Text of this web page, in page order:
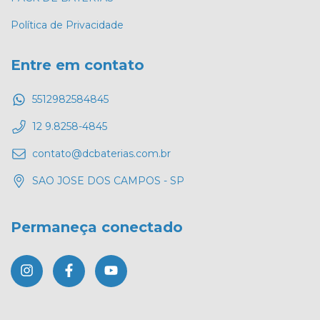
Política de Privacidade
Entre em contato
5512982584845
12 9.8258-4845
contato@dcbaterias.com.br
SAO JOSE DOS CAMPOS - SP
Permaneça conectado